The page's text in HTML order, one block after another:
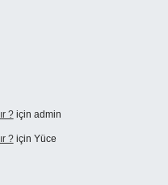
?için admin
?için Yüce